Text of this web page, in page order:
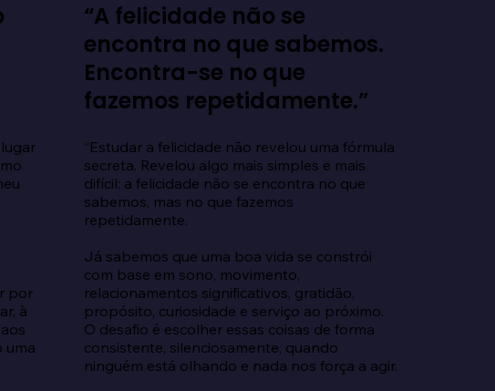
por
à
uma
“A felicidade não se
encontra no que sabemos.
Encontra-se no que
fazemos repetidamente.”
“Estudar a felicidade não revelou uma fórmula
secreta. Revelou algo mais simples e mais
difícil: a felicidade não se encontra no que
sabemos, mas no que fazemos
repetidamente.
Já sabemos que uma boa vida se constrói
com base em sono, movimento,
relacionamentos significativos, gratidão,
propósito, curiosidade e serviço ao próximo.
O desafio é escolher essas coisas de forma
consistente, silenciosamente, quando
ninguém está olhando e nada nos força a agir.